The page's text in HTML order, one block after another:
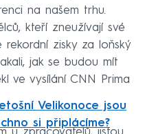
na našem trhu.
kteří zneužívají své
rekordní zisky za loňský
jak se budou mít
ve vysílání CNN Prima
Velikonoce jsou
si připlácíme?